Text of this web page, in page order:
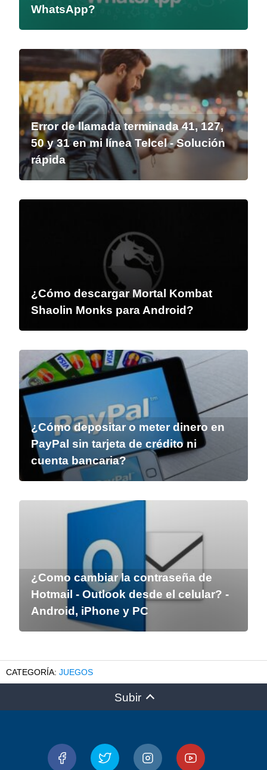
WhatsApp?
Error de llamada terminada 41, 127,
50 y 31 en mi línea Telcel - Solución
rápida
¿Cómo descargar Mortal Kombat
Shaolin Monks para Android?
¿Cómo depositar o meter dinero en
PayPal sin tarjeta de crédito ni
cuenta bancaria?
¿Como cambiar la contraseña de
Hotmail - Outlook desde el celular? -
Android, iPhone y PC
JUEGOS
Subir